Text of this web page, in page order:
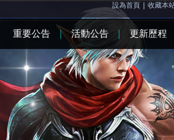
設為首頁 收藏本